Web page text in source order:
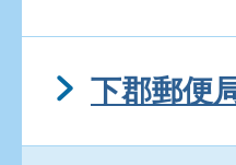
下郡郵便